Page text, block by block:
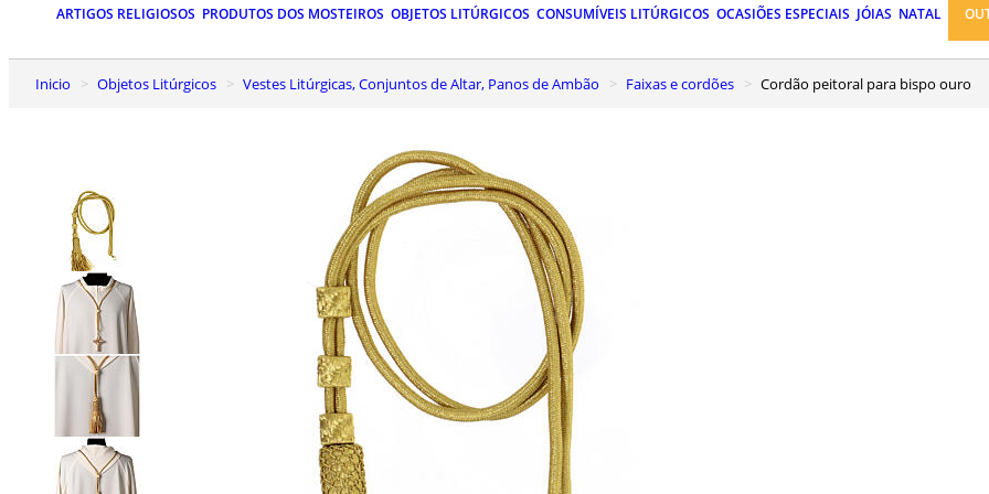
ARTIGOS RELIGIOSOS PRODUTOS DOS MOSTEIROS OBJETOS LITÚRGICOS CONSUMÍVEIS LITÚRGICOS OCASIÕES ESPECIAIS JÓIAS NATAL
Inicio Objetos Litúrgicos Vestes Litúrgicas, Conjuntos de Altar, Panos de Ambão Faixas e cordões Cordão peitoral para bispo ouro